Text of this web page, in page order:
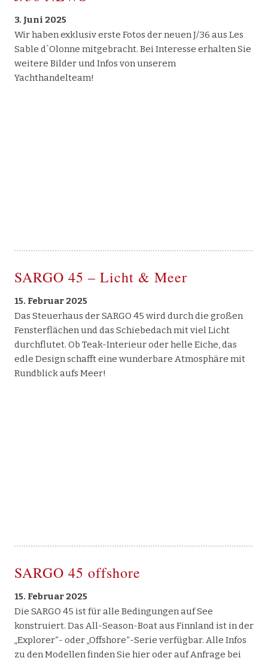
3. Juni 2025
Wir haben exklusiv erste Fotos der neuen J/36 aus Les
Sable d`Olonne mitgebracht. Bei Interesse erhalten Sie
weitere Bilder und Infos von unserem
Yachthandelteam!
SARGO 45 – Licht & Meer
15. Februar 2025
Das Steuerhaus der SARGO 45 wird durch die großen
Fensterflächen und das Schiebedach mit viel Licht
durchflutet. Ob Teak-Interieur oder helle Eiche, das
edle Design schafft eine wunderbare Atmosphäre mit
Rundblick aufs Meer!
SARGO 45 offshore
15. Februar 2025
Die SARGO 45 ist für alle Bedingungen auf See
konstruiert. Das All-Season-Boat aus Finnland ist in der
„Explorer“- oder „Offshore“-Serie verfügbar. Alle Infos
zu den Modellen finden Sie hier oder auf Anfrage bei